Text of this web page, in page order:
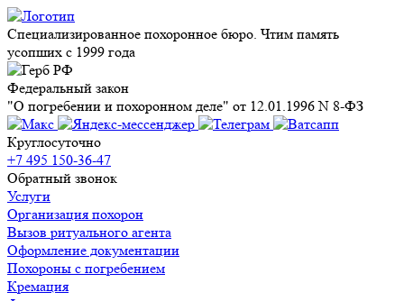
Специализированное похоронное бюро. Чтим память
усопших с 1999 года
Федеральный закон
"О погребении и похоронном деле" от 12.01.1996 N 8-ФЗ
Круглосуточно
+7 495 150-36-47
Обратный звонок
Услуги
Организация похорон
Вызов ритуального агента
Оформление документации
Похороны с погребением
Кремация